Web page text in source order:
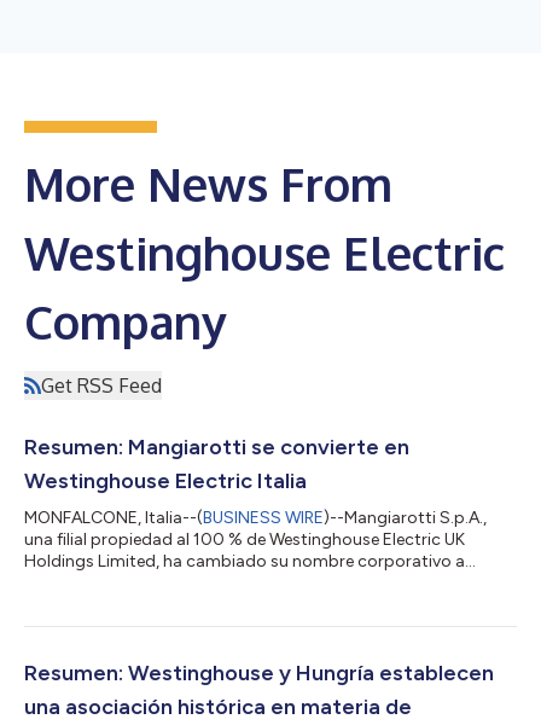
More News From
Westinghouse Electric
Company
Get RSS Feed
Resumen: Mangiarotti se convierte en
Westinghouse Electric Italia
MONFALCONE, Italia--(BUSINESS WIRE)--Mangiarotti S.p.A.,
una filial propiedad al 100 % de Westinghouse Electric UK
Holdings Limited, ha cambiado su nombre corporativo a
nuclear de vanguardia dedicado a reforzar aún más la cadena
Electric Italy cuenta con aproximadamente 300 profesionales
altamente cualificados y a...
Resumen: Westinghouse y Hungría establecen
una asociación histórica en materia de